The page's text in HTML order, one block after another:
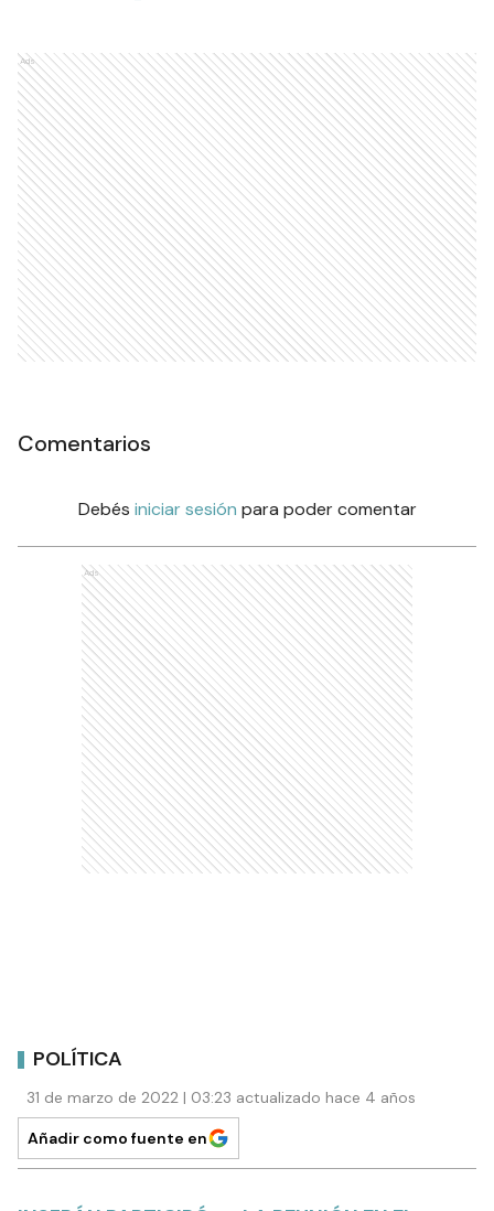
Ads
Comentarios
Debés iniciar sesión para poder comentar
Ads
POLÍTICA
31 de marzo de 2022 | 03:23 actualizado hace 4 años
Añadir como fuente en